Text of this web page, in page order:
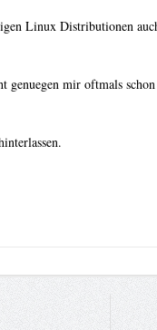
Linux Distributionen
mir oftmals